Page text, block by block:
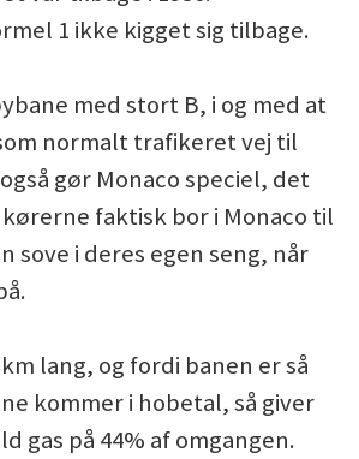
1 ikke kigget sig tilbage.
med stort B, i og med at
normalt trafikeret vej til
gør Monaco speciel, det
faktisk bor i Monaco til
sove i deres egen seng, når
lang, og fordi banen er så
kommer i hobetal, så giver
gas på 44% af omgangen.